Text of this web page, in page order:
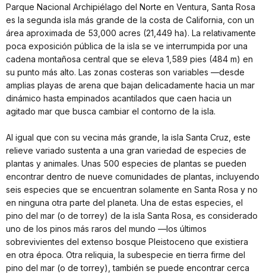
Parque Nacional Archipiélago del Norte en Ventura, Santa Rosa
es la segunda isla más grande de la costa de California, con un
área aproximada de 53,000 acres (21,449 ha). La relativamente
poca exposición pública de la isla se ve interrumpida por una
cadena montañosa central que se eleva 1,589 pies (484 m) en
su punto más alto. Las zonas costeras son variables —desde
amplias playas de arena que bajan delicadamente hacia un mar
dinámico hasta empinados acantilados que caen hacia un
agitado mar que busca cambiar el contorno de la isla.
Al igual que con su vecina más grande, la isla Santa Cruz, este
relieve variado sustenta a una gran variedad de especies de
plantas y animales. Unas 500 especies de plantas se pueden
encontrar dentro de nueve comunidades de plantas, incluyendo
seis especies que se encuentran solamente en Santa Rosa y no
en ninguna otra parte del planeta. Una de estas especies, el
pino del mar (o de torrey) de la isla Santa Rosa, es considerado
uno de los pinos más raros del mundo —los últimos
sobrevivientes del extenso bosque Pleistoceno que existiera
en otra época. Otra reliquia, la subespecie en tierra firme del
pino del mar (o de torrey), también se puede encontrar cerca